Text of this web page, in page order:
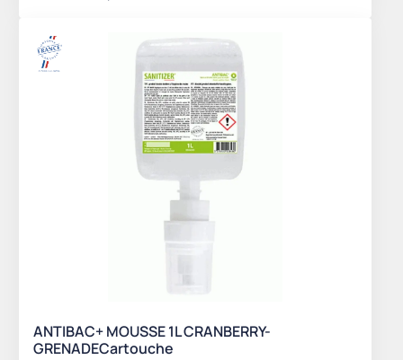
ANTIBAC+ MOUSSE 1L CRANBERRY-
GRENADECartouche